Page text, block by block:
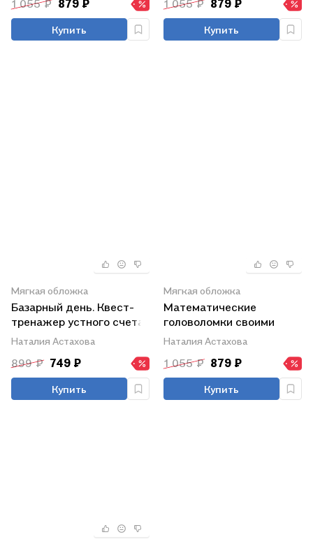
пределах 1000 БЕЗ
перехода через десяток
1 055 ₽ 879 ₽
Купить
разряд. Уровень 5
1 055 ₽ 879 ₽
Купить
Мягкая обложка
Базарный день. Квест-
тренажер устного счета.
Сложение и вычитание
Наталия Астахова
899 ₽ 749 ₽
Купить
Мягкая обложка
Математические
головоломки своими
руками. Квест-тренажер
и вычитание. Магические
квадраты, судоку,
кроссворды, лабиринты,
Наталия Астахова
1 055 ₽ 879 ₽
Купить